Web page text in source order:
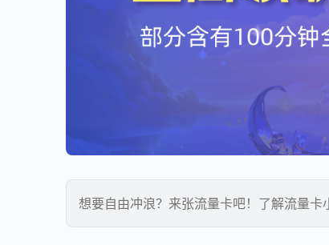
想要自由冲浪？来张流量卡吧！了解流量卡